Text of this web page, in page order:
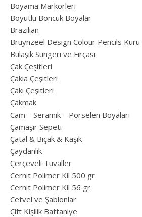
Boyama Markörleri
Boyutlu Boncuk Boyalar
Brazilian
Bruynzeel Design Colour Pencils
Bulaşık Süngeri ve Fırçası
Çak Çeşitleri
Çakia Çeşitleri
Çakı Çeşitleri
Çakmak
Cam – Seramik – Porselen Boyaları
Çamaşır Sepeti
Çatal & Bıçak & Kaşık
Çaydanlık
Çerçeveli Tuvaller
Cernit Polimer Kil 500 gr.
Cernit Polimer Kil 56 gr.
Cetvel ve Şablonlar
Çift Kişilik Battaniye